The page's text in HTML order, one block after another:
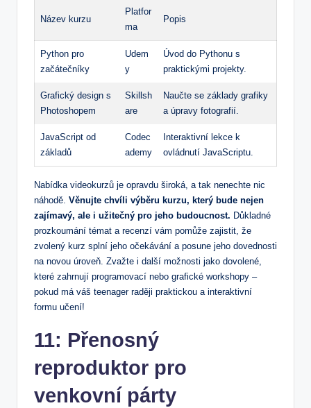
Název kurzu
Platfor
ma
Popis
Python pro
začátečníky
Udem
y
Úvod do Pythonu s
praktickými projekty.
Grafický design s
Photoshopem
Skillsh
are
Naučte se základy grafiky
a úpravy fotografií.
JavaScript od
základů
Codec
ademy
Interaktivní lekce k
ovládnutí JavaScriptu.
Nabídka videokurzů je opravdu široká, a tak nenechte nic
náhodě. Věnujte chvíli výběru kurzu, který bude nejen
zajímavý, ale i užitečný pro jeho budoucnost. Důkladné
prozkoumání témat a recenzí vám pomůže zajistit, že
zvolený kurz splní jeho očekávání a posune jeho dovednosti
na novou úroveň. Zvažte i další možnosti jako dovolené,
které zahrnují programovací nebo grafické workshopy –
pokud má váš teenager raději praktickou a interaktivní
formu učení!
11: Přenosný
reproduktor pro
venkovní párty